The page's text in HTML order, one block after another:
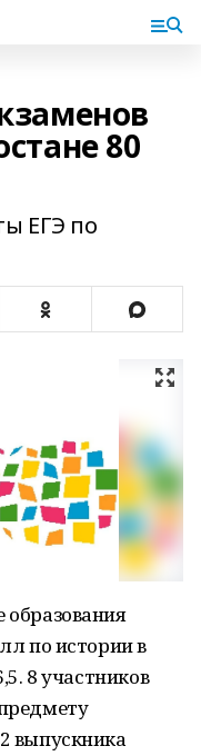
80
ЕГЭ по
по истории в
8 участников
выпускника